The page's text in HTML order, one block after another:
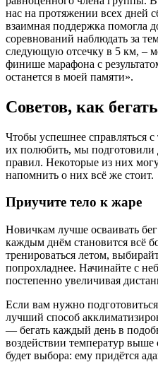
нас на протяжении всех дней
взаимная поддержка помогла
соревнований наблюдать за
следующую отсечку в 5 км, –
финише марафона с
останется в моей памяти».
Советов, как
Чтобы успешнее справляться
их полюбить, мы подготовили
правил. Некоторые из них
напомнить о них всё же стоит.
Приучите тело к жаре
Новичкам лучше осваивать
каждым днём становится всё
тренироваться летом,
попрохладнее. Начинайте с
постепенно увеличивая
Если вам нужно
лучший способ
— бегать каждый день в
воздействии температур выше
будет выбора: ему придётся